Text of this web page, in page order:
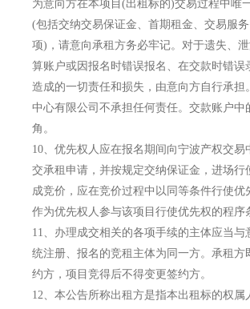
为意向方在本项目(出租标的)交易过程中唯
(包括交纳交易保证金、首期租金、交易服
项)，请意向承租方务必牢记。对于遗失、
算账户或因报名时错误报名、在交款时错误
造成的一切责任和损失，由意向方自行承担
中心有限公司不承担任何责任。交款账户中
角。
10、 优先权人应在报名期间向宁波产权交易
交承租申请，并按规定交纳保证金，进场行
成竞价，应在竞价过程中以同等条件行使优
作为优先权人参与该项目行使优先权的程序
11、 办理成交相关的各项手续的主体应当与
统注册、报名的竞租主体为同一方。承租方
约方，项目竞得后不得变更签约方。
12、 本公告所称出租方是指本出租标的权属